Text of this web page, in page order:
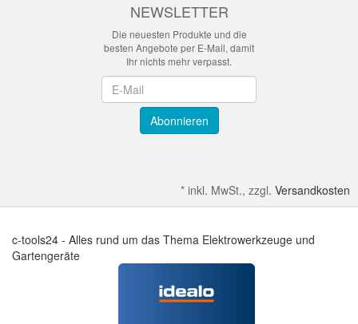
NEWSLETTER
Die neuesten Produkte und die
besten Angebote per E-Mail, damit
Ihr nichts mehr verpasst.
Abonnieren
* inkl. MwSt., zzgl. Versandkosten
c-tools24 - Alles rund um das Thema Elektrowerkzeuge und
Gartengeräte